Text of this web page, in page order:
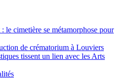
le cimetière se métamorphose pour
de crématorium à Louviers
tissent un lien avec les Arts